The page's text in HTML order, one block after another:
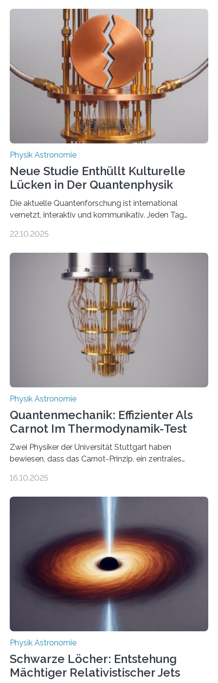
Messungen verwenden. Das hatte man jahrzehntelang
vermutet, weltweit war nach den passenden
Atomkern-Zuständen gesucht worden, 2024 gelang
einem Team der TU Wien mit Unterstützung
internationaler Partner der entscheidende Durchbruch:
Der lange diskutierte Thorium-Kernübergang wurde
gefunden. Kurz darauf konnte man zeigen, dass sich
Thorium tatsächlich nutzen lässt, um hochpräzise…
Physik Astronomie
Neue Studie Enthüllt Kulturelle
Lücken in Der Quantenphysik
Die aktuelle Quantenforschung ist international
vernetzt, interaktiv und kommunikativ. Jeden Tag
oft von Autor*innen, die eng zusammenarbeiten. Neue
werden schnell weiterentwickelt. Dies ist der Alltag in
der Forschung der Quantentheorie, die dieses Jahr 100
Jahre alt geworden ist, weshalb die UNESCO 2025 zum
Internationalen Jahr der Quantenwissenschaft und -
technologie ausgerufen hat. Doch nun hat eine
internationale Forschungsgruppe um den
22.10.2025
Physik Astronomie
Quantenmechanik: Effizienter Als
Carnot Im Thermodynamik-Test
Zwei Physiker der Universität Stuttgart haben
bewiesen, dass das Carnot-Prinzip, ein zentrales
Größenordnung von Atomen gilt, deren physikalische
Quantenmotoren voranbringen. Das
Wissenschaftsjournal Science Advances veröffentlichte
die Herleitung. (DOI: 10.1126/sciadv.adw8462)
Verbrennungsmotoren oder Dampfturbinen sind
Wärmekraftmaschinen: Sie wandeln thermische
Energie in mechanische Bewegung um – oder anders
ausgedrückt, Wärme in Bewegung. In
quantenmechanischen Experimenten ist es in den…
16.10.2025
Physik Astronomie
Schwarze Löcher: Entstehung
Mächtiger Relativistischer Jets